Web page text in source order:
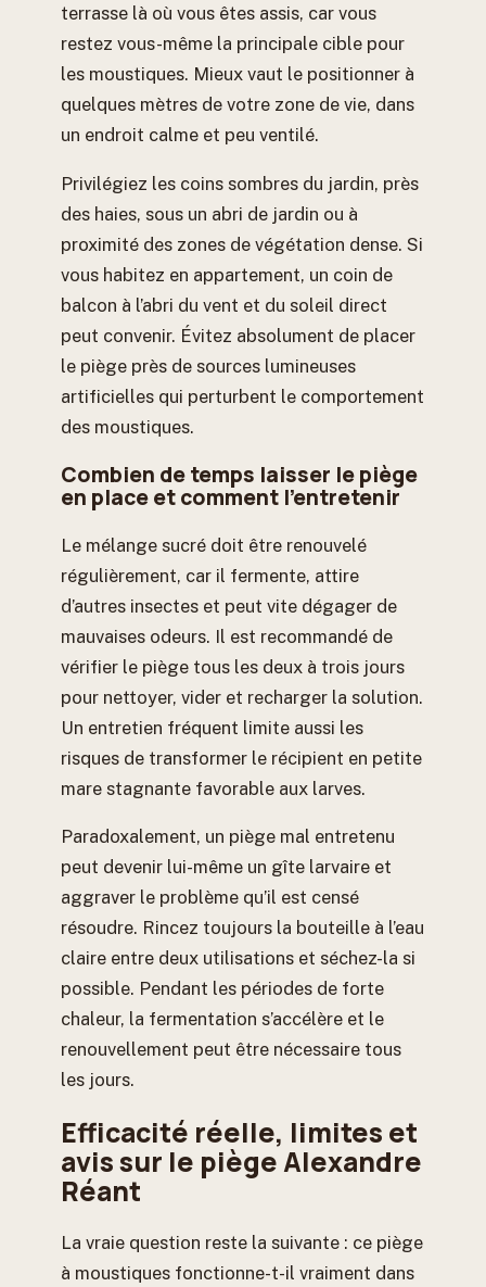
terrasse là où vous êtes assis, car vous
restez vous-même la principale cible pour
les moustiques. Mieux vaut le positionner à
quelques mètres de votre zone de vie, dans
un endroit calme et peu ventilé.
Privilégiez les coins sombres du jardin, près
des haies, sous un abri de jardin ou à
proximité des zones de végétation dense. Si
vous habitez en appartement, un coin de
balcon à l’abri du vent et du soleil direct
peut convenir. Évitez absolument de placer
le piège près de sources lumineuses
artificielles qui perturbent le comportement
des moustiques.
Combien de temps laisser le piège
en place et comment l’entretenir
Le mélange sucré doit être renouvelé
régulièrement, car il fermente, attire
d’autres insectes et peut vite dégager de
mauvaises odeurs. Il est recommandé de
vérifier le piège tous les deux à trois jours
pour nettoyer, vider et recharger la solution.
Un entretien fréquent limite aussi les
risques de transformer le récipient en petite
mare stagnante favorable aux larves.
Paradoxalement, un piège mal entretenu
peut devenir lui-même un gîte larvaire et
aggraver le problème qu’il est censé
résoudre. Rincez toujours la bouteille à l’eau
claire entre deux utilisations et séchez-la si
possible. Pendant les périodes de forte
chaleur, la fermentation s’accélère et le
renouvellement peut être nécessaire tous
les jours.
Efficacité réelle, limites et
avis sur le piège Alexandre
Réant
La vraie question reste la suivante : ce piège
à moustiques fonctionne-t-il vraiment dans